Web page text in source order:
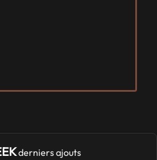
derniers ajouts